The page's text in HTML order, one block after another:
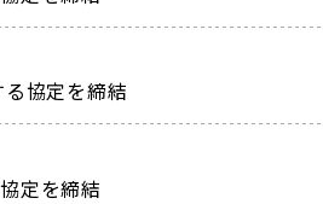
協定を締結
定を締結